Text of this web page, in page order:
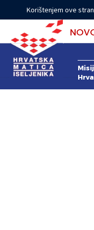
Korištenjem ove